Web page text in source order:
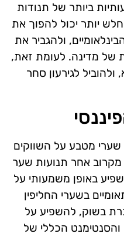
ביותר של תנודות
יותר יכול להפוך את
ולהגביר את
של מדינה. לעומת זאת,
לגירעון סחר
מטבע על השווקים
מקרוב אחר תנועות שער
באופן משמעותי על
בשערי החליפין
בשוק, להשפיע על
הכללי של